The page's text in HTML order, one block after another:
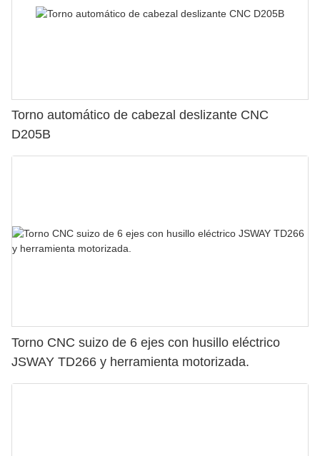
Torno automático de cabezal deslizante CNC
D205B
Torno CNC suizo de 6 ejes con husillo eléctrico
JSWAY TD266 y herramienta motorizada.